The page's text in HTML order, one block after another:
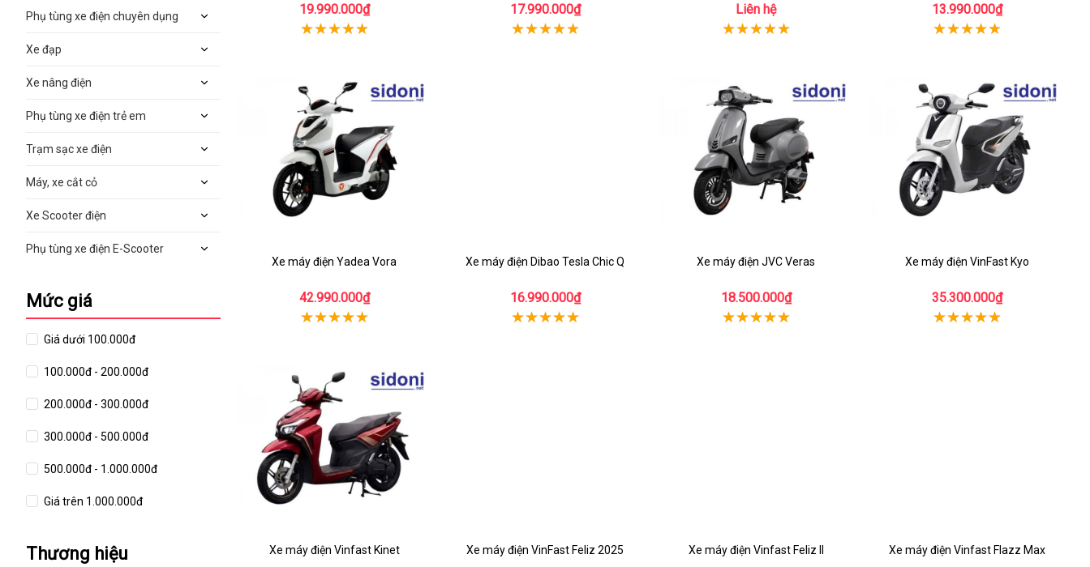
19.990.000₫ 17.990.000₫ Liên hệ 13.990.000₫
Xe máy điện Yadea Vora
42.990.000₫
Xe máy điện Dibao Tesla Chic Q
16.990.000₫
Xe máy điện JVC Veras
18.500.000₫
Xe máy điện VinFast Kyo
35.300.000₫
Xe máy điện Vinfast Kinet Xe máy điện VinFast Feliz 2025 Xe máy điện Vinfast Feliz II Xe máy điện Vinfast Flazz Max
Phụ tùng xe điện chuyên dụng
Xe đạp
Xe nâng điện
Phụ tùng xe điện trẻ em
Trạm sạc xe điện
Máy, xe cắt cỏ
Xe Scooter điện
Phụ tùng xe điện E-Scooter
Mức giá
Giá dưới 100.000đ
100.000đ - 200.000đ
200.000đ - 300.000đ
300.000đ - 500.000đ
500.000đ - 1.000.000đ
Giá trên 1.000.000đ
Thương hiệu